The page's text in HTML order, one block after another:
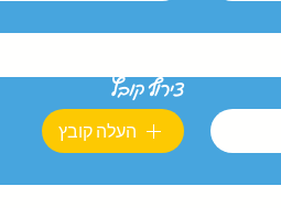
צירוף קובץ
העלה קובץ